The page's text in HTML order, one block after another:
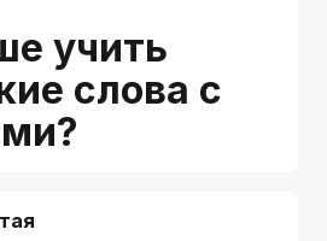
учить
слова с